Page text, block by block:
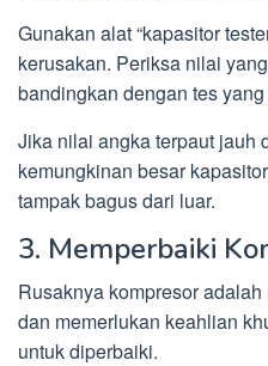
Gunakan alat “kapasitor
kerusakan. Periksa nilai
bandingkan dengan tes
Jika nilai angka terpaut jauh
kemungkinan besar
tampak bagus dari luar.
3. Memperbaiki
Rusaknya kompresor
dan memerlukan keahlian
untuk diperbaiki.